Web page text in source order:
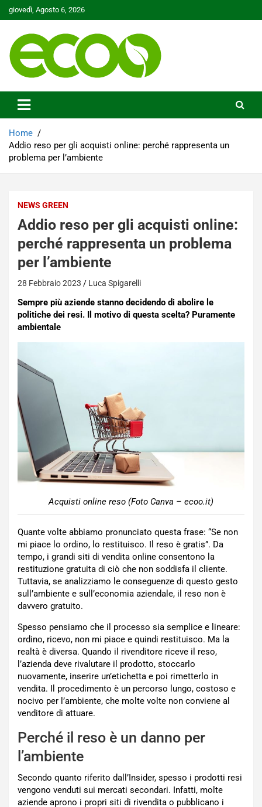
Skip
to
giovedì, Agosto 6, 2026
Ecoo.it
Home
Addio reso per gli acquisti online: perché rappresenta un
problema per l’ambiente
NEWS GREEN
Addio reso per gli acquisti online:
perché rappresenta un problema
per l’ambiente
28 Febbraio 2023 Luca Spigarelli
Sempre più aziende stanno decidendo di abolire le
politiche dei resi. Il motivo di questa scelta? Puramente
ambientale
Acquisti online reso (Foto Canva – ecoo.it)
Quante volte abbiamo pronunciato questa frase: “Se non
mi piace lo ordino, lo restituisco. Il reso è gratis”. Da
tempo, i grandi siti di vendita online consentono la
restituzione gratuita di ciò che non soddisfa il cliente.
Tuttavia, se analizziamo le conseguenze di questo gesto
sull’ambiente e sull’economia aziendale, il reso non è
davvero gratuito.
Spesso pensiamo che il processo sia semplice e lineare:
ordino, ricevo, non mi piace e quindi restituisco. Ma la
realtà è diversa. Quando il rivenditore riceve il reso,
l’azienda deve rivalutare il prodotto, stoccarlo
nuovamente, inserire un’etichetta e poi rimetterlo in
vendita. Il procedimento è un percorso lungo, costoso e
nocivo per l’ambiente, che molte volte non conviene al
venditore di attuare.
Perché il reso è un danno per
l’ambiente
Secondo quanto riferito dall’Insider, spesso i prodotti resi
vengono venduti sui mercati secondari. Infatti, molte
aziende aprono i propri siti di rivendita o pubblicano i